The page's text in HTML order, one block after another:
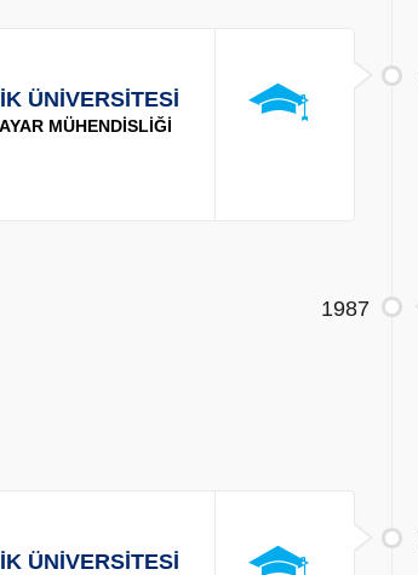
ÜNİVERSİTESİ
MÜHENDİSLİĞİ
1987
ÜNİVERSİTESİ